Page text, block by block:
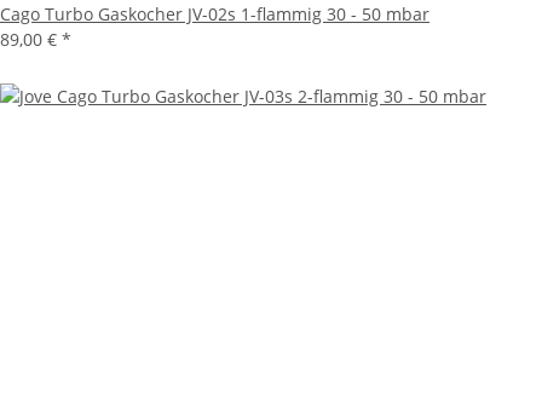
Cago Turbo Gaskocher JV-02s 1-flammig 30 - 50 mbar
89,00 € *